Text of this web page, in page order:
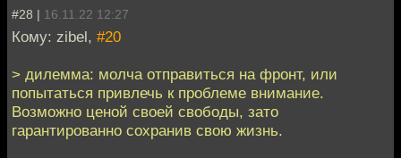
#28 | 16.11.22 12:27
Кому: zibel, #20
> дилемма: молча отправиться на фронт, или
попытаться привлечь к проблеме внимание.
Возможно ценой своей свободы, зато
гарантированно сохранив свою жизнь.